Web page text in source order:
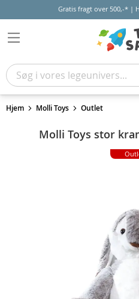
Gratis fragt over 500,-* |
Hjem Molli Toys Outlet
Molli Toys stor